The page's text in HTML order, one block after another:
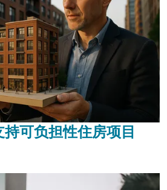
可负担性住房项目